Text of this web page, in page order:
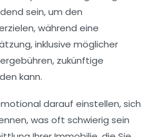
sein, um den
während eine
, inklusive möglicher
zukünftige
kann.
darauf einstellen, sich
was oft schwierig sein